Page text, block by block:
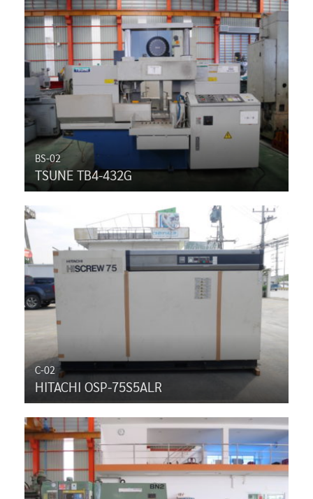
BS-02
TSUNE TB4-432G
C-02
HITACHI OSP-75S5ALR